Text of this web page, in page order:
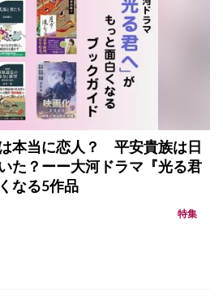
本当に恋人？ 平安貴族は日
た？ーー大河ドラマ『光る君
なる5作品
特集